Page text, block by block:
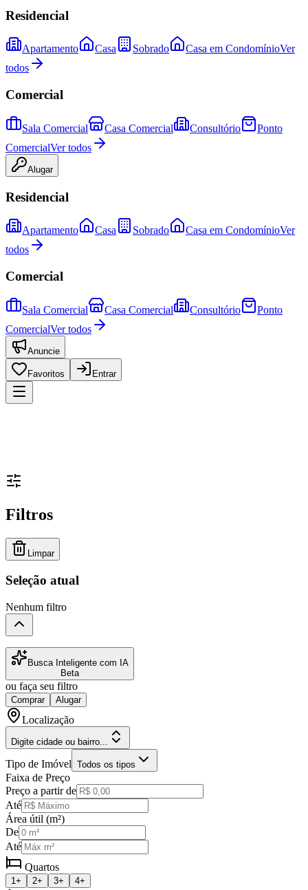
Residencial
Apartamento Casa Sobrado Casa em CondomínioVer
todos
Comercial
Sala Comercial Casa Comercial Consultório
Ponto
ComercialVer todos
Alugar
Residencial
Apartamento Casa Sobrado Casa em CondomínioVer
todos
Comercial
Sala Comercial Casa Comercial Consultório
Ponto
ComercialVer todos
Anuncie
Favoritos Entrar
Filtros
Limpar
Seleção atual
Nenhum filtro
Busca Inteligente com IA
Beta
ou faça seu filtro
Comprar Alugar
Localização
Digite cidade ou bairro...
Tipo de Imóvel Todos os tipos
Faixa de Preço
Preço a partir de
Até
Área útil (m²)
De
Até
Quartos
1+ 2+ 3+ 4+